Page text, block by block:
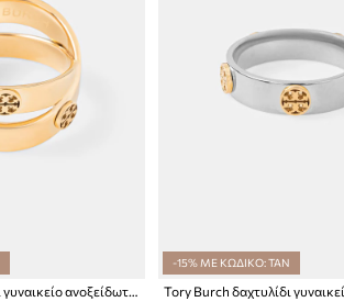
Tory Burch δαχτυλίδι γυναικείο ανοξείδωτο ατσάλι Icon
-15% ΜΕ ΚΩΔΙΚΟ: TAN